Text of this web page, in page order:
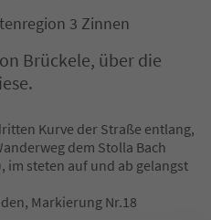
3 Zinnen
Brückele, über die
Kurve der Straße entlang,
dem Stolla Bach
im steten auf und ab gelangst
Markierung Nr.18